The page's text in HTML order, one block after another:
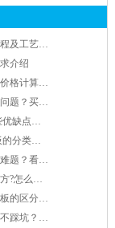
木纹转印的工艺流程及工艺工艺介绍
介绍
铝单板价格规律及价格计算方法！
铝带切割精度总出问题？买铝带先看材质和公差控制
铝单板好不好 这些优缺点和价格你要知道
穿孔铝板 铝复合板的分类及分类，你值得拥有！！
铝单板幕墙项目遇难题？看我们如何用轻质美观铝单板轻松解决
铝单板多少钱一平方?怎么选才不踩坑
3003铝板和铝合金板的区分有哪些！
1060铝板怎么选才不踩坑？八年材料商教你避雷